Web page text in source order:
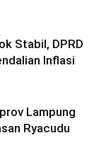
Stabil, DPRD
Inflasi
Lampung
Ryacudu